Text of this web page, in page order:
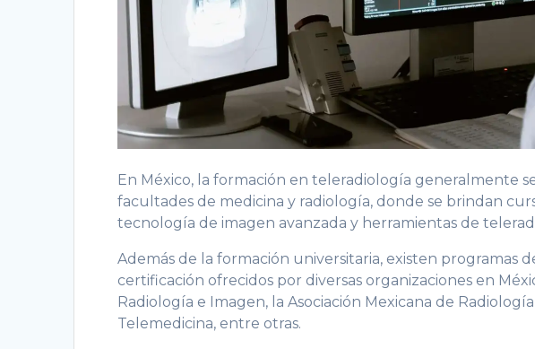
En México, la formación en teleradiología generalmente
facultades de medicina y radiología, donde se brindan
tecnología de imagen avanzada y herramientas de
Además de la formación universitaria, existen programas
certificación ofrecidos por diversas organizaciones en
Radiología e Imagen, la Asociación Mexicana de
Telemedicina, entre otras.